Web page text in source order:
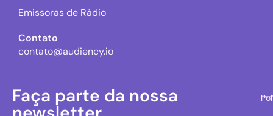
Emissoras de Rádio
Contato
contato@audiency.io
Faça parte da nossa